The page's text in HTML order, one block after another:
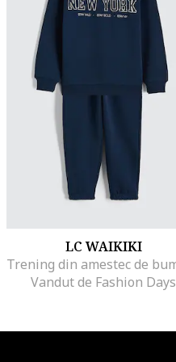
LC WAIKIKI
Vandut de Fashion Days